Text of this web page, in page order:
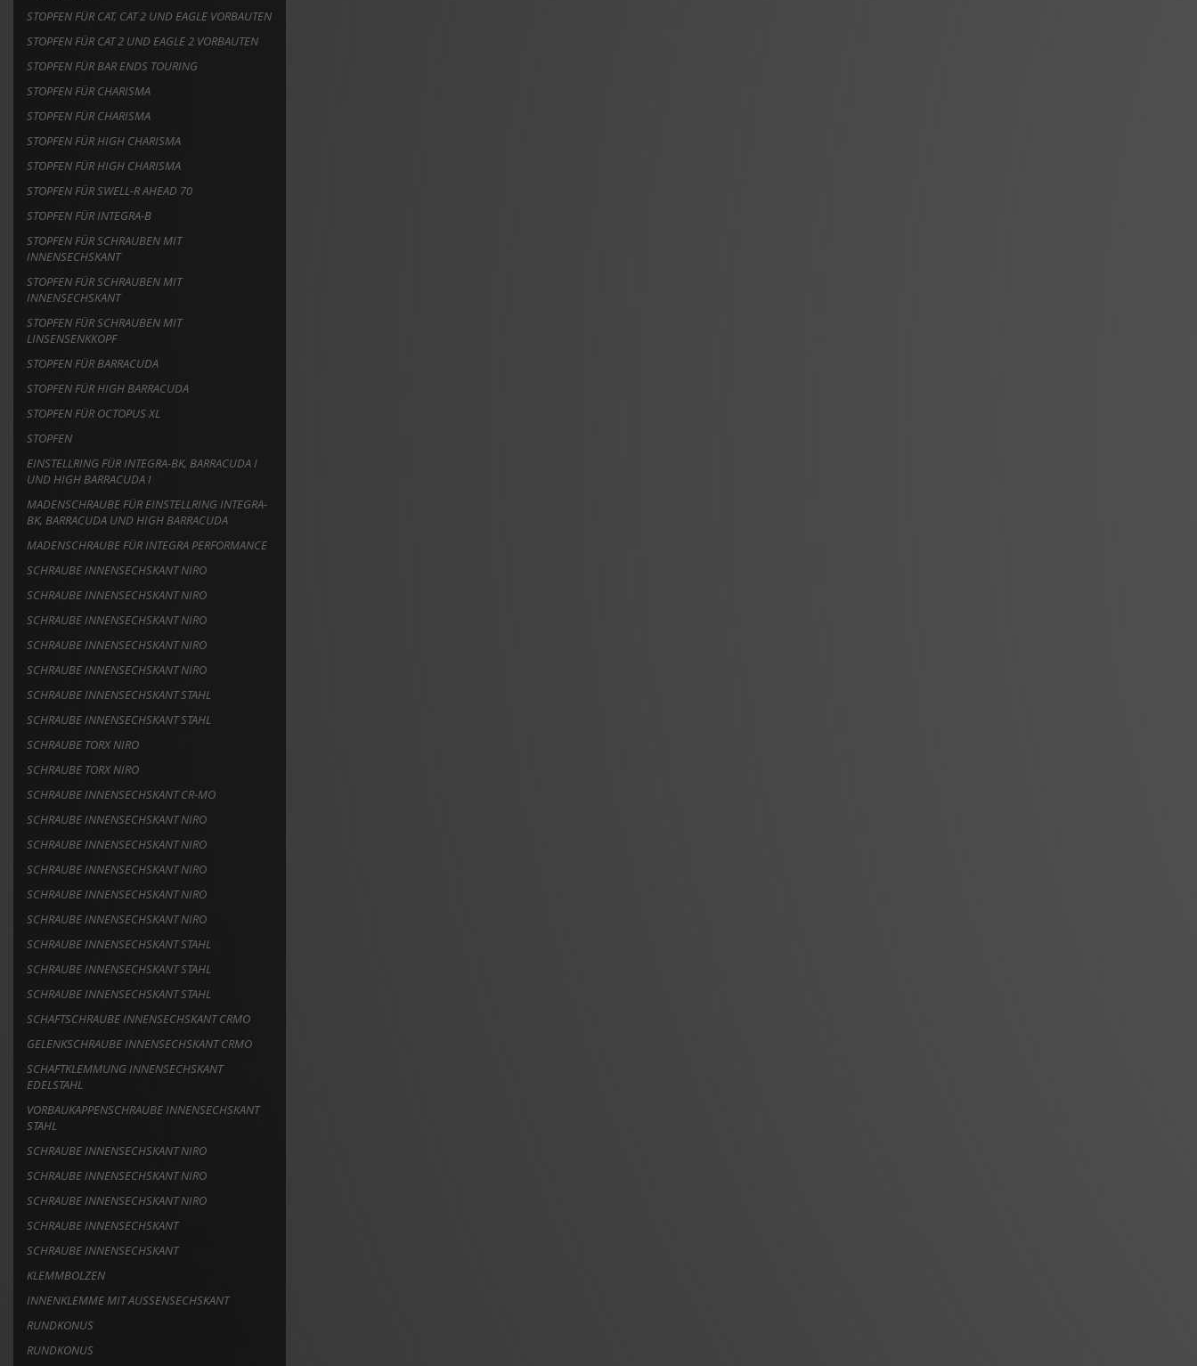
STOPFEN FÜR CAT, CAT 2 UND EAGLE VORBAUTEN
STOPFEN FÜR CAT 2 UND EAGLE 2 VORBAUTEN
STOPFEN FÜR BAR ENDS TOURING
STOPFEN FÜR CHARISMA
STOPFEN FÜR CHARISMA
STOPFEN FÜR HIGH CHARISMA
STOPFEN FÜR HIGH CHARISMA
STOPFEN FÜR SWELL-R AHEAD 70
STOPFEN FÜR INTEGRA-B
STOPFEN FÜR SCHRAUBEN MIT
INNENSECHSKANT
STOPFEN FÜR SCHRAUBEN MIT
INNENSECHSKANT
STOPFEN FÜR SCHRAUBEN MIT
LINSENSENKKOPF
STOPFEN FÜR BARRACUDA
STOPFEN FÜR HIGH BARRACUDA
STOPFEN FÜR OCTOPUS XL
STOPFEN
EINSTELLRING FÜR INTEGRA-BK, BARRACUDA I
UND HIGH BARRACUDA I
MADENSCHRAUBE FÜR EINSTELLRING INTEGRA-
BK, BARRACUDA UND HIGH BARRACUDA
MADENSCHRAUBE FÜR INTEGRA PERFORMANCE
SCHRAUBE INNENSECHSKANT NIRO
SCHRAUBE INNENSECHSKANT NIRO
SCHRAUBE INNENSECHSKANT NIRO
SCHRAUBE INNENSECHSKANT NIRO
SCHRAUBE INNENSECHSKANT NIRO
SCHRAUBE INNENSECHSKANT STAHL
SCHRAUBE INNENSECHSKANT STAHL
SCHRAUBE TORX NIRO
SCHRAUBE TORX NIRO
SCHRAUBE INNENSECHSKANT CR-MO
SCHRAUBE INNENSECHSKANT NIRO
SCHRAUBE INNENSECHSKANT NIRO
SCHRAUBE INNENSECHSKANT NIRO
SCHRAUBE INNENSECHSKANT NIRO
SCHRAUBE INNENSECHSKANT NIRO
SCHRAUBE INNENSECHSKANT STAHL
SCHRAUBE INNENSECHSKANT STAHL
SCHRAUBE INNENSECHSKANT STAHL
SCHAFTSCHRAUBE INNENSECHSKANT CRMO
GELENKSCHRAUBE INNENSECHSKANT CRMO
SCHAFTKLEMMUNG INNENSECHSKANT
EDELSTAHL
VORBAUKAPPENSCHRAUBE INNENSECHSKANT
STAHL
SCHRAUBE INNENSECHSKANT NIRO
SCHRAUBE INNENSECHSKANT NIRO
SCHRAUBE INNENSECHSKANT NIRO
SCHRAUBE INNENSECHSKANT
SCHRAUBE INNENSECHSKANT
KLEMMBOLZEN
INNENKLEMME MIT AUSSENSECHSKANT
RUNDKONUS
RUNDKONUS